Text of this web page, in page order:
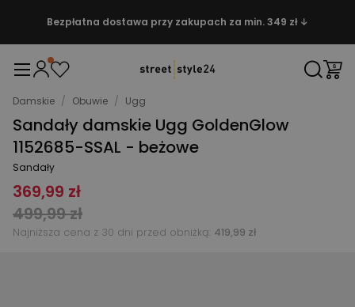
Bezpłatna dostawa przy zakupach za min. 349 zł ↓
Damskie / Obuwie / Ugg
Sandały damskie Ugg GoldenGlow
1152685-SSAL - beżowe
Sandały
369,99 zł
499,99 zł
Najniższa cena z 30 dni przed obniżką: 419,99 zł